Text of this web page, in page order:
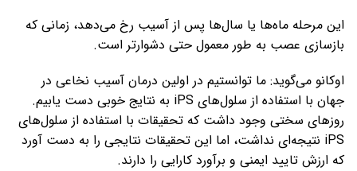
این مرحله ماه‌ها یا سال‌ها پس از آسیب رخ می‌دهد، زمانی که
بازسازی عصب به طور معمول حتی دشوارتر است.
اوکانو می‌گوید: ما توانستیم در اولین درمان آسیب نخاعی در
جهان با استفاده از سلول‌های iPS به نتایج خوبی دست یابیم.
روزهای سختی وجود داشت که تحقیقات با استفاده از سلول‌های
iPS نتیجه‌ای نداشت، اما این تحقیقات نتایجی را به دست آورد
که ارزش تایید ایمنی و برآورد کارایی را دارند.